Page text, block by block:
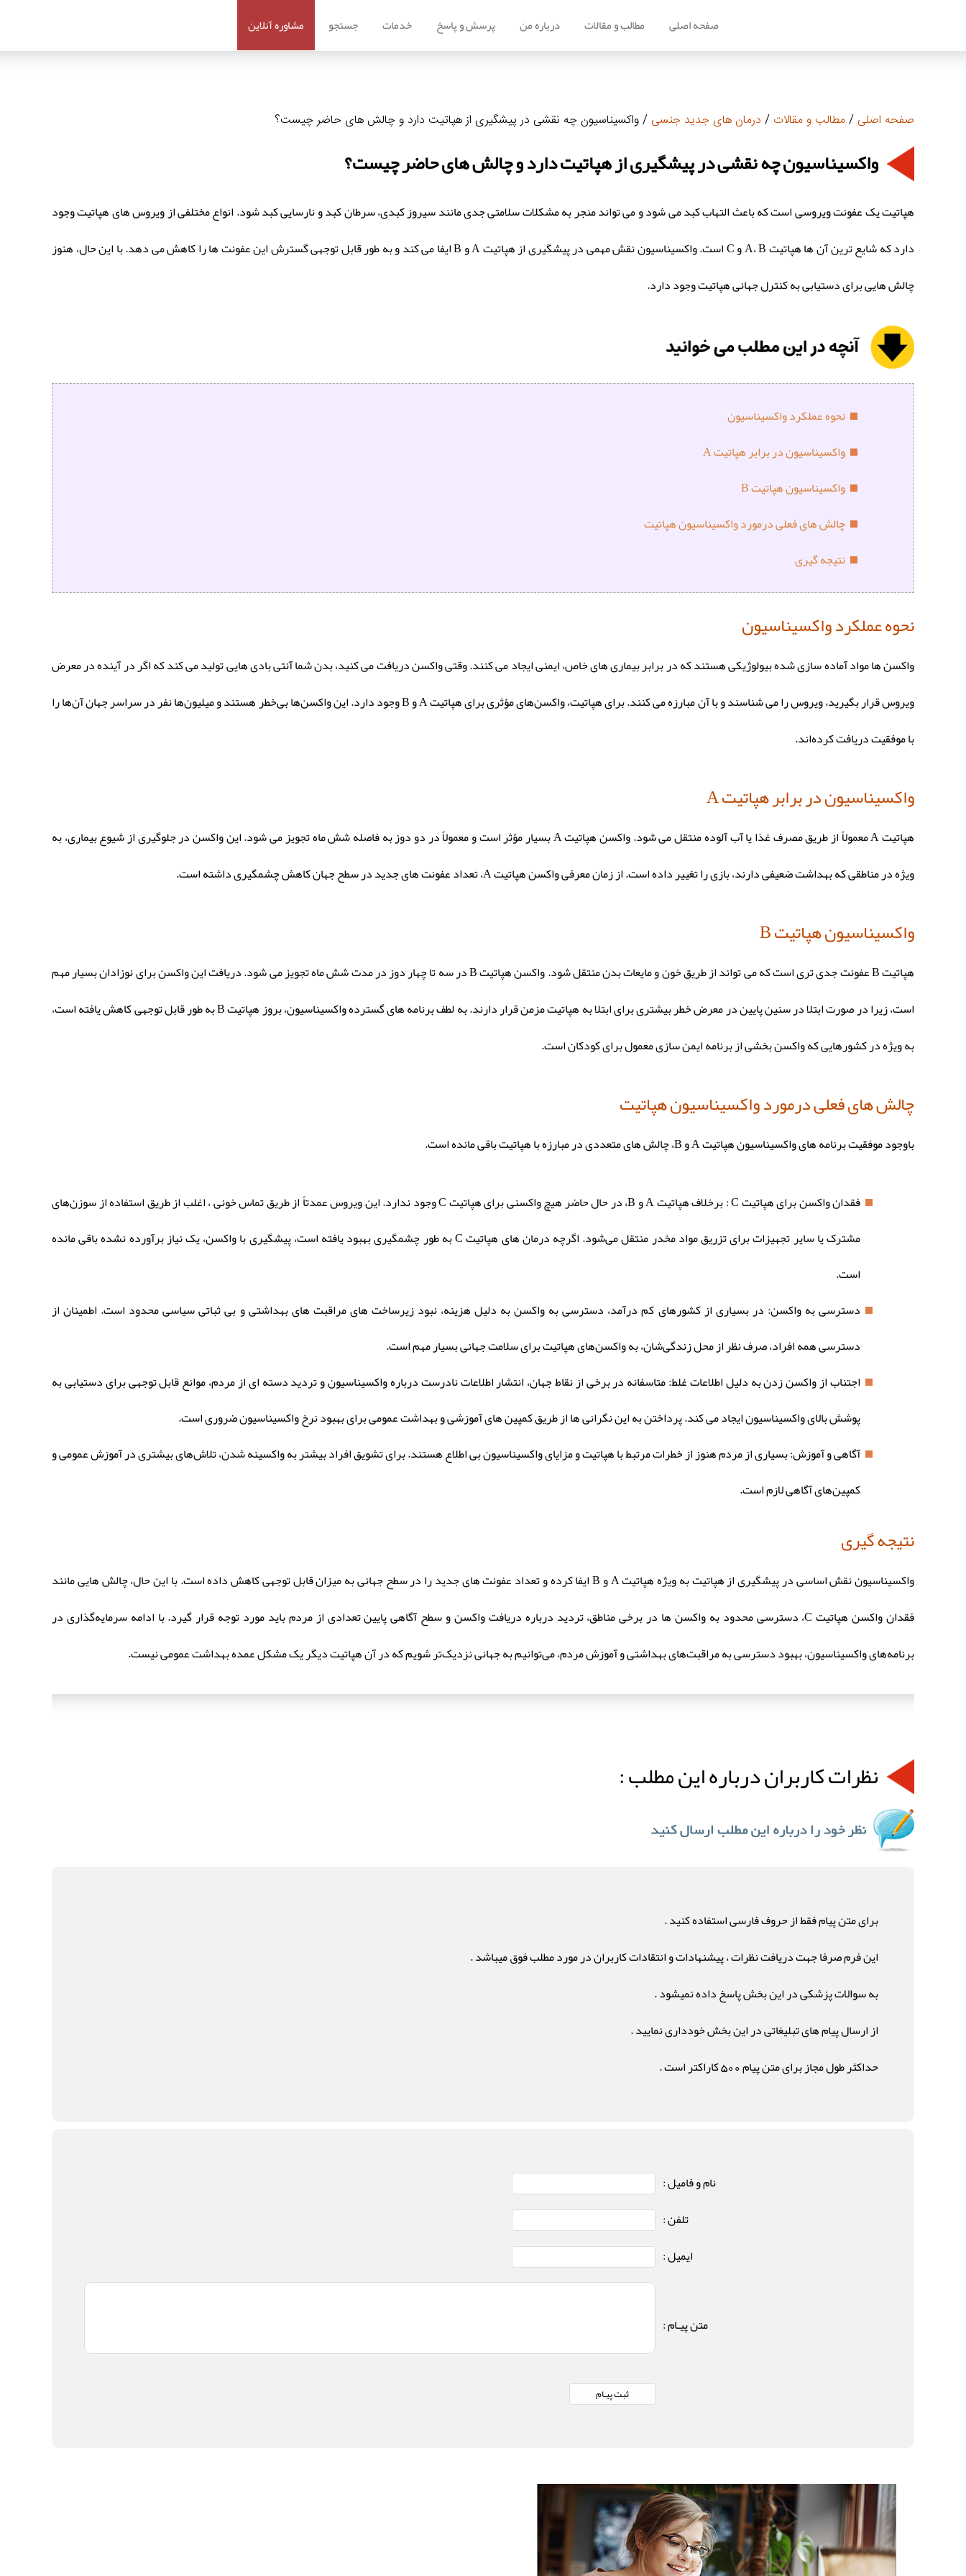
صفحه اصلی مطالب و مقالات درباره من پرسش و پاسخ خدمات جستجو مشاوره آنلاین
صفحه اصلی / مطالب و مقالات / درمان های جدید جنسی / واکسیناسیون چه نقشی در پیشگیری از هپاتیت دارد و چالش های حاضر چیست؟
واکسیناسیون چه نقشی در پیشگیری از هپاتیت دارد و چالش های حاضر چیست؟
هپاتیت یک عفونت ویروسی است که باعث التهاب کبد می شود و می تواند منجر به مشکلات سلامتی جدی مانند سیروز کبدی، سرطان کبد و نارسایی کبد شود. انواع مختلفی از ویروس های هپاتیت وجود
دارد که شایع ترین آن ها هپاتیت A، B و C است. واکسیناسیون نقش مهمی در پیشگیری از هپاتیت A و B ایفا می کند و به طور قابل توجهی گسترش این عفونت ها را کاهش می دهد. با این حال، هنوز
چالش هایی برای دستیابی به کنترل جهانی هپاتیت وجود دارد.
نحوه عملکرد واکسیناسیون
واکسیناسیون در برابر هپاتیت A
واکسیناسیون هپاتیت B
چالش های فعلی درمورد واکسیناسیون هپاتیت
نتیجه گیری
نحوه عملکرد واکسیناسیون
واکسن ها مواد آماده سازی شده بیولوژیکی هستند که در برابر بیماری های خاص، ایمنی ایجاد می کنند. وقتی واکسن دریافت می کنید، بدن شما آنتی بادی هایی تولید می کند که اگر در آینده در معرض
ویروس قرار بگیرید، ویروس را می شناسند و با آن مبارزه می کنند. برای هپاتیت، واکسن‌های مؤثری برای هپاتیت A و B وجود دارد. این واکسن‌ها بی‌خطر هستند و میلیون‌ها نفر در سراسر جهان آن‌ها را
با موفقیت دریافت کرده‌اند.
واکسیناسیون در برابر هپاتیت A
هپاتیت A معمولاً از طریق مصرف غذا یا آب آلوده منتقل می شود. واکسن هپاتیت A بسیار مؤثر است و معمولاً در دو دوز به فاصله شش ماه تجویز می شود. این واکسن در جلوگیری از شیوع بیماری، به
ویژه در مناطقی که بهداشت ضعیفی دارند، بازی را تغییر داده است. از زمان معرفی واکسن هپاتیت A، تعداد عفونت های جدید در سطح جهان کاهش چشمگیری داشته است.
واکسیناسیون هپاتیت B
هپاتیت B عفونت جدی تری است که می تواند از طریق خون و مایعات بدن منتقل شود. واکسن هپاتیت B در سه تا چهار دوز در مدت شش ماه تجویز می شود. دریافت این واکسن برای نوزادان بسیار مهم
است، زیرا در صورت ابتلا در سنین پایین در معرض خطر بیشتری برای ابتلا به هپاتیت مزمن قرار دارند. به لطف برنامه های گسترده واکسیناسیون، بروز هپاتیت B به طور قابل توجهی کاهش یافته است،
به ویژه در کشورهایی که واکسن بخشی از برنامه ایمن سازی معمول برای کودکان است.
چالش های فعلی درمورد واکسیناسیون هپاتیت
باوجود موفقیت برنامه های واکسیناسیون هپاتیت A و B، چالش های متعددی در مبارزه با هپاتیت باقی مانده است.
فقدان واکسن برای هپاتیت C : برخلاف هپاتیت A و B، در حال حاضر هیچ واکسنی برای هپاتیت C وجود ندارد. این ویروس عمدتاً از طریق تماس خونی ، اغلب از طریق استفاده از سوزن‌های
مشترک یا سایر تجهیزات برای تزریق مواد مخدر منتقل می‌شود. اگرچه درمان های هپاتیت C به طور چشمگیری بهبود یافته است، پیشگیری با واکسن، یک نیاز برآورده نشده باقی مانده
است.
دسترسی به واکسن: در بسیاری از کشورهای کم درآمد، دسترسی به واکسن به دلیل هزینه، نبود زیرساخت های مراقبت های بهداشتی و بی ثباتی سیاسی محدود است. اطمینان از
دسترسی همه افراد، صرف نظر از محل زندگی‌شان، به واکسن‌های هپاتیت برای سلامت جهانی بسیار مهم است.
اجتناب از واکسن زدن به دلیل اطلاعات غلط: متاسفانه در برخی از نقاط جهان، انتشار اطلاعات نادرست درباره واکسیناسیون و تردید دسته ای از مردم، موانع قابل توجهی برای دستیابی به
پوشش بالای واکسیناسیون ایجاد می کند. پرداختن به این نگرانی ها از طریق کمپین های آموزشی و بهداشت عمومی برای بهبود نرخ واکسیناسیون ضروری است.
آگاهی و آموزش: بسیاری از مردم هنوز از خطرات مرتبط با هپاتیت و مزایای واکسیناسیون بی اطلاع هستند. برای تشویق افراد بیشتر به واکسینه شدن، تلاش‌های بیشتری در آموزش عمومی و
کمپین‌های آگاهی لازم است.
نتیجه گیری
واکسیناسیون نقش اساسی در پیشگیری از هپاتیت به ویژه هپاتیت A و B ایفا کرده و تعداد عفونت های جدید را در سطح جهانی به میزان قابل توجهی کاهش داده است. با این حال، چالش هایی مانند
فقدان واکسن هپاتیت C، دسترسی محدود به واکسن ها در برخی مناطق، تردید درباره دریافت واکسن و سطح آگاهی پایین تعدادی از مردم باید مورد توجه قرار گیرد. با ادامه سرمایه‌گذاری در
برنامه‌های واکسیناسیون، بهبود دسترسی به مراقبت‌های بهداشتی و آموزش مردم، می‌توانیم به جهانی نزدیک‌تر شویم که در آن هپاتیت دیگر یک مشکل عمده بهداشت عمومی نیست.
نظرات کاربران درباره این مطلب :
برای متن پیام فقط از حروف فارسی استفاده کنید .
این فرم صرفا جهت دریافت نظرات ، پیشنهادات و انتقادات کاربران در مورد مطلب فوق میباشد .
به سوالات پزشکی در این بخش پاسخ داده نمیشود .
از ارسال پیام های تبلیغاتی در این بخش خودداری نمایید .
حداکثر طول مجاز برای متن پیام 500 کاراکتر است .
نام و فامیل :
تلفن :
ایمیل :
متن پیـام :